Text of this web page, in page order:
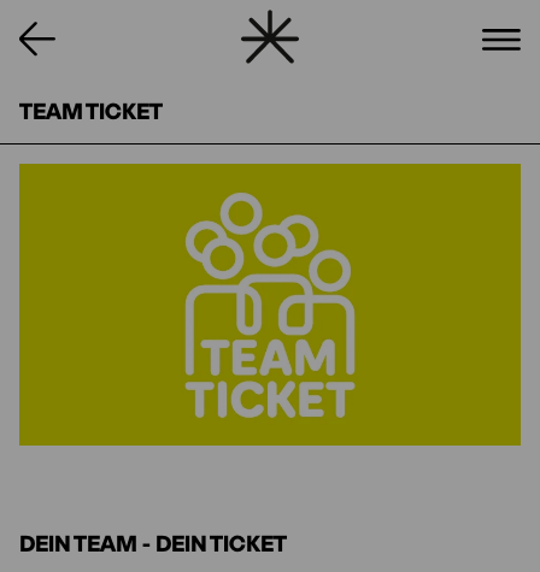
TEAM TICKET
DEIN TEAM - DEIN TICKET